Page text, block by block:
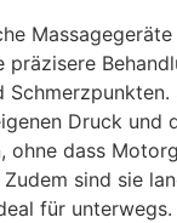
präzisere
Schmerzpunkten.
Druck und
ohne dass
sind sie
für